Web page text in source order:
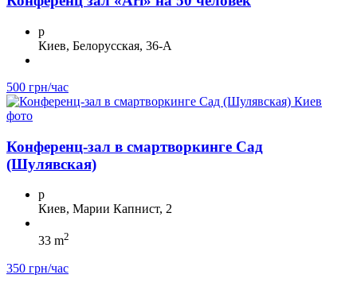
p
Киев, Белорусская, 36-А
500 грн/час
Конференц-зал в смартворкинге Сад
(Шулявская)
p
Киев, Марии Капнист, 2
33 m2
350 грн/час